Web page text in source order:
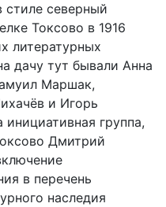
северный
Токсово в 1916
литературных
дачу тут бывали Анна
Маршак,
и Игорь
инициативная группа,
Дмитрий
в перечень
наследия